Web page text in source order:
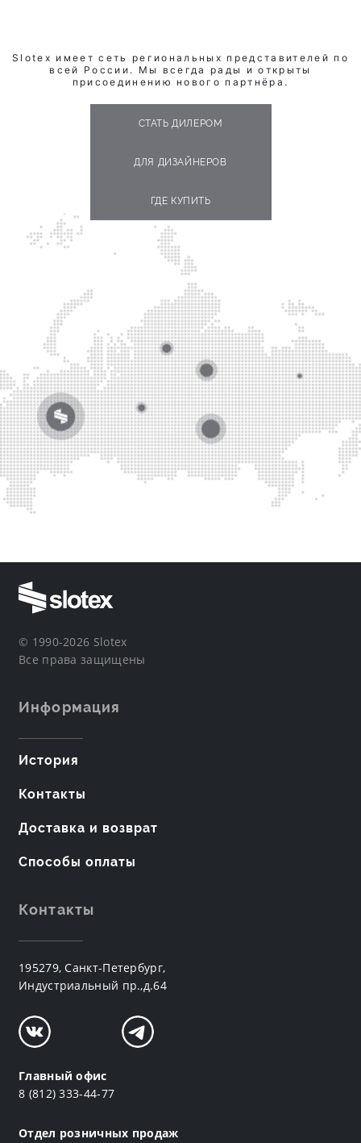
Slotex имеет сеть региональных представителей по
всей России. Мы всегда рады и открыты
присоединению нового партнёра.
СТАТЬ ДИЛЕРОМ
ДЛЯ ДИЗАЙНЕРОВ
ГДЕ КУПИТЬ
© 1990-2026 Slotex
Все права защищены
Информация
История
Контакты
Доставка и возврат
Способы оплаты
Контакты
195279, Санкт-Петербург,
Индустриальный пр.,д.64
Главный офис
8 (812) 333-44-77
Отдел розничных продаж